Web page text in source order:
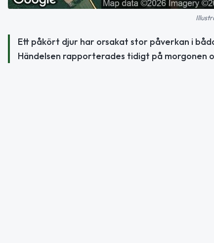
Ett påkört djur har orsakat stor påverkan i
Händelsen rapporterades tidigt på morgonen